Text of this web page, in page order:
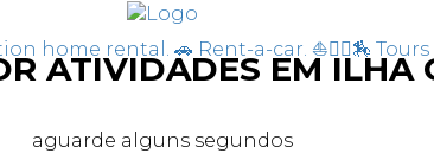
ATIVIDADES EM ILHA
aguarde alguns segundos